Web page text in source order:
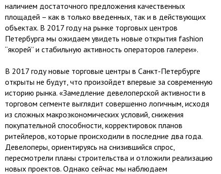
наличием достаточного предложения качественных
площадей – как в только введенных, так и в действующих
объектах. В 2017 году на рынке торговых центров
Петербурга мы ожидаем увидеть новые открытия fashion
“якорей” и стабильную активность операторов галереи».
В 2017 году новые торговые центры в Санкт-Петербурге
открыты не будут, что произойдет впервые за современную
историю рынка. «Замедление девелоперской активности в
торговом сегменте выглядит совершенно логичным, исходя
из сложных макроэкономических условий, снижения
покупательной способности, корректировок планов
ритейлеров, которые происходили в последние два года.
Девелоперы, ориентируясь на снизившийся спрос,
пересмотрели планы строительства и отложили реализацию
новых проектов. Однако сейчас мы наблюдаем